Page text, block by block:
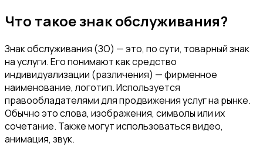
Что такое знак обслуживания?
Знак обслуживания (ЗО) — это, по сути, товарный знак
на услуги. Его понимают как средство
индивидуализации (различения) — фирменное
наименование, логотип. Используется
правообладателями для продвижения услуг на рынке.
Обычно это слова, изображения, символы или их
сочетание. Также могут использоваться видео,
анимация, звук.